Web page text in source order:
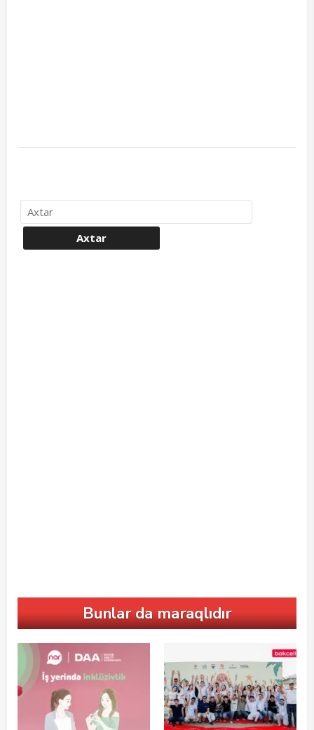
Bunlar da maraqlıdır